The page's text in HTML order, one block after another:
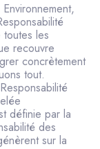
Environnement,
les
recouvre
concrètement
tout.
définie par la
des
sur la